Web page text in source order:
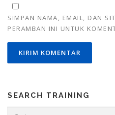
SIMPAN NAMA, EMAIL, DAN
PERAMBAN INI UNTUK
SEARCH TRAINING